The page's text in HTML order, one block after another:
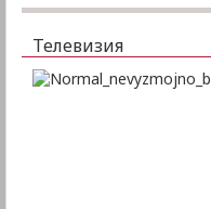
Телевизия